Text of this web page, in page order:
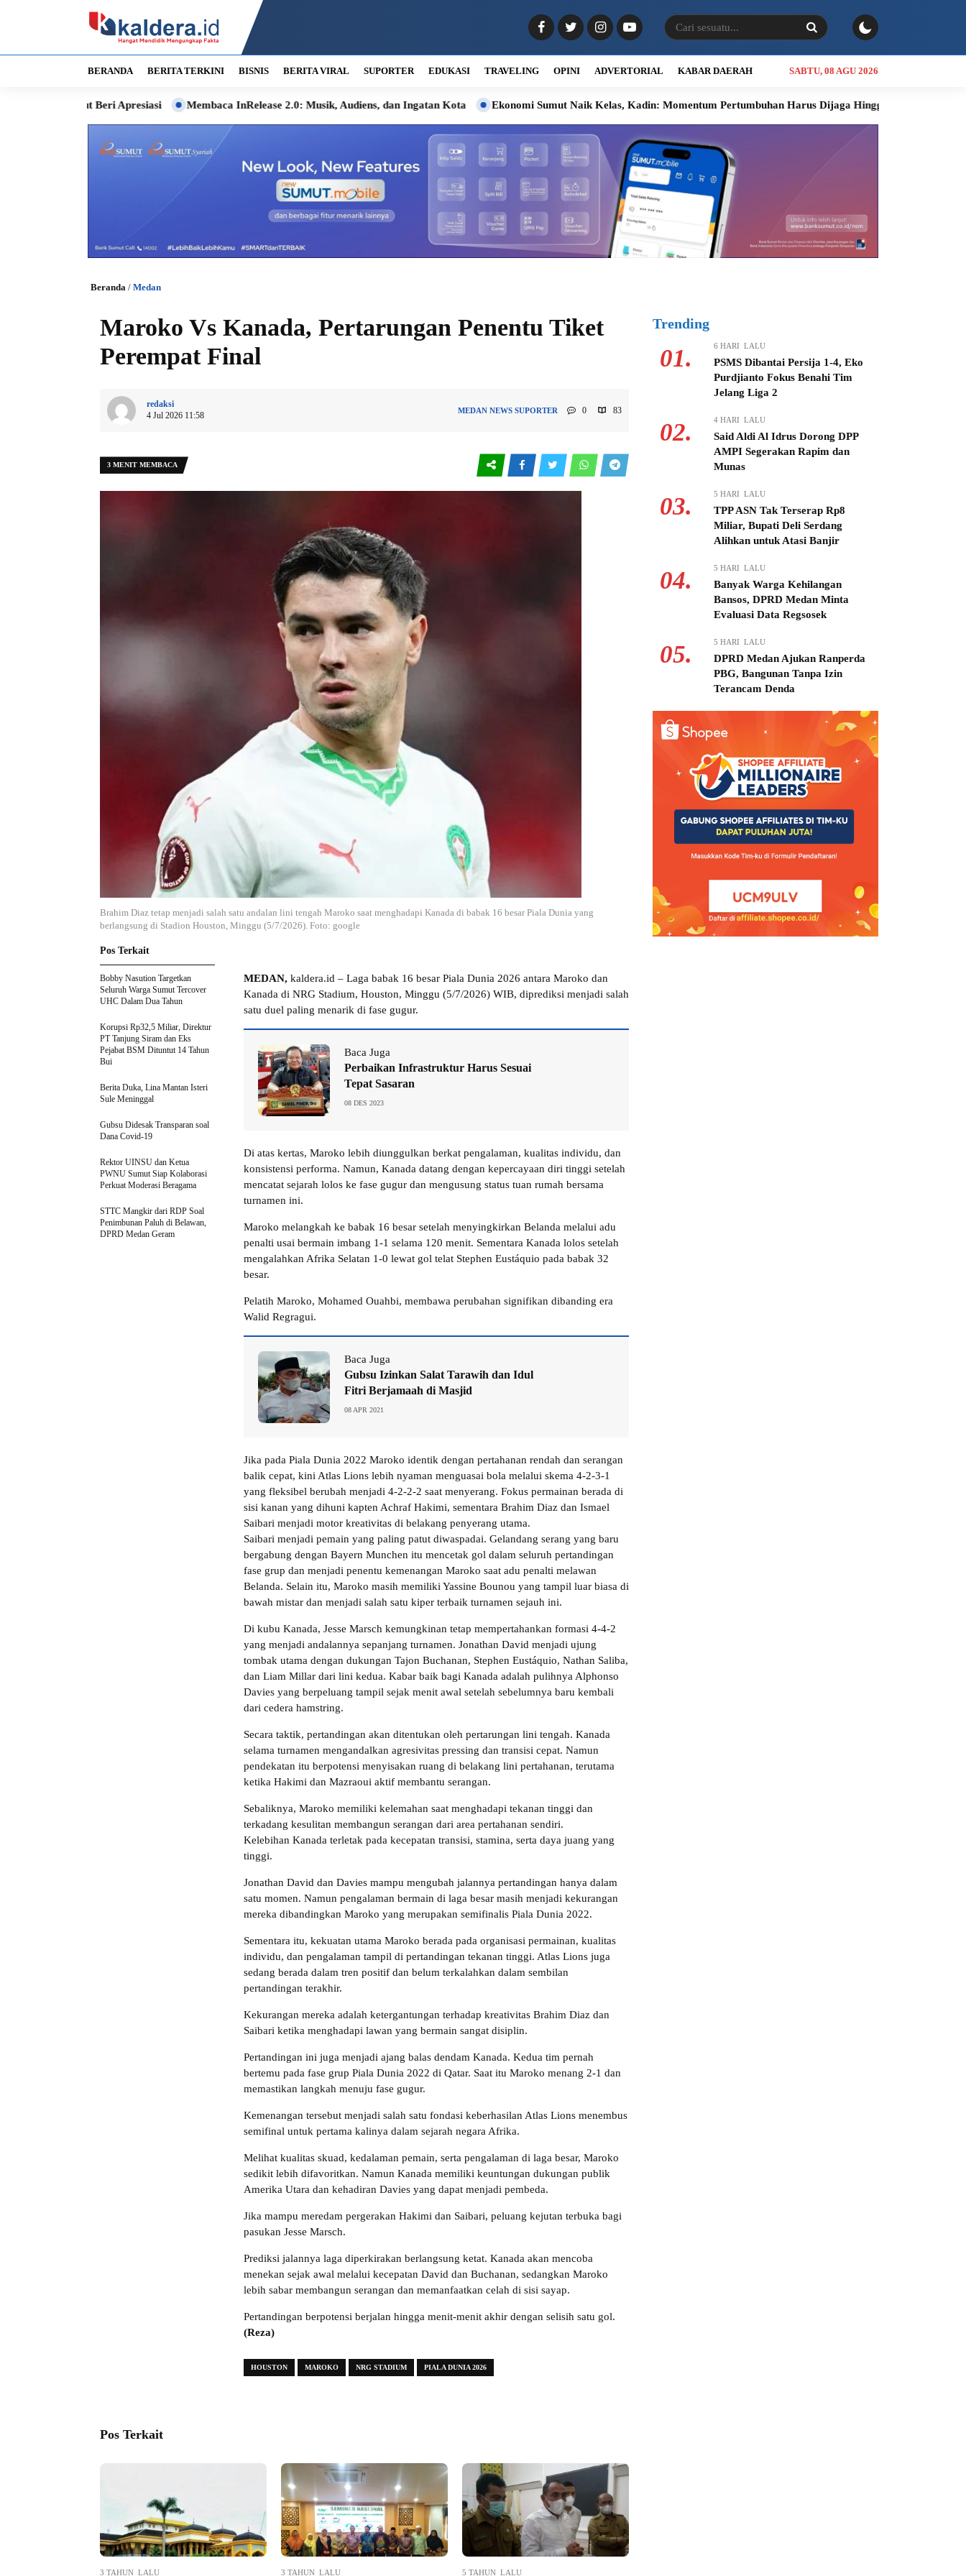
BERANDA BERITA TERKINI BISNIS BERITA VIRAL SUPORTER EDUKASI TRAVELING OPINI ADVERTORIAL KABAR DAERAH SABTU, 08 AGU 2026
Beri Apresiasi Membaca InRelease 2.0: Musik, Audiens, dan Ingatan Kota Ekonomi Sumut Naik Kelas, Kadin: Momentum Pertumbuhan Harus Dijaga Hingga Akhir Tahun
Beranda / Medan
Maroko Vs Kanada, Pertarungan Penentu Tiket
Perempat Final
redaksi
4 Jul 2026 11:58
MEDAN NEWS SUPORTER 0 83
3 MENIT MEMBACA
Brahim Diaz tetap menjadi salah satu andalan lini tengah Maroko saat menghadapi Kanada di babak 16 besar Piala Dunia yang
berlangsung di Stadion Houston, Minggu (5/7/2026). Foto: google
MEDAN, kaldera.id – Laga babak 16 besar Piala Dunia 2026 antara Maroko dan
Kanada di NRG Stadium, Houston, Minggu (5/7/2026) WIB, diprediksi menjadi salah
satu duel paling menarik di fase gugur.
Baca Juga
Perbaikan Infrastruktur Harus Sesuai
Tepat Sasaran
08 DES 2023
Di atas kertas, Maroko lebih diunggulkan berkat pengalaman, kualitas individu, dan
konsistensi performa. Namun, Kanada datang dengan kepercayaan diri tinggi setelah
mencatat sejarah lolos ke fase gugur dan mengusung status tuan rumah bersama
turnamen ini.
Maroko melangkah ke babak 16 besar setelah menyingkirkan Belanda melalui adu
penalti usai bermain imbang 1-1 selama 120 menit. Sementara Kanada lolos setelah
mengalahkan Afrika Selatan 1-0 lewat gol telat Stephen Eustáquio pada babak 32
besar.
Pelatih Maroko, Mohamed Ouahbi, membawa perubahan signifikan dibanding era
Walid Regragui.
Baca Juga
Gubsu Izinkan Salat Tarawih dan Idul
Fitri Berjamaah di Masjid
08 APR 2021
Jika pada Piala Dunia 2022 Maroko identik dengan pertahanan rendah dan serangan
balik cepat, kini Atlas Lions lebih nyaman menguasai bola melalui skema 4-2-3-1
yang fleksibel berubah menjadi 4-2-2-2 saat menyerang. Fokus permainan berada di
sisi kanan yang dihuni kapten Achraf Hakimi, sementara Brahim Diaz dan Ismael
Saibari menjadi motor kreativitas di belakang penyerang utama.
Saibari menjadi pemain yang paling patut diwaspadai. Gelandang serang yang baru
bergabung dengan Bayern Munchen itu mencetak gol dalam seluruh pertandingan
fase grup dan menjadi penentu kemenangan Maroko saat adu penalti melawan
Belanda. Selain itu, Maroko masih memiliki Yassine Bounou yang tampil luar biasa di
bawah mistar dan menjadi salah satu kiper terbaik turnamen sejauh ini.
Di kubu Kanada, Jesse Marsch kemungkinan tetap mempertahankan formasi 4-4-2
yang menjadi andalannya sepanjang turnamen. Jonathan David menjadi ujung
tombak utama dengan dukungan Tajon Buchanan, Stephen Eustáquio, Nathan Saliba,
dan Liam Millar dari lini kedua. Kabar baik bagi Kanada adalah pulihnya Alphonso
Davies yang berpeluang tampil sejak menit awal setelah sebelumnya baru kembali
dari cedera hamstring.
Secara taktik, pertandingan akan ditentukan oleh pertarungan lini tengah. Kanada
selama turnamen mengandalkan agresivitas pressing dan transisi cepat. Namun
pendekatan itu berpotensi menyisakan ruang di belakang lini pertahanan, terutama
ketika Hakimi dan Mazraoui aktif membantu serangan.
Sebaliknya, Maroko memiliki kelemahan saat menghadapi tekanan tinggi dan
terkadang kesulitan membangun serangan dari area pertahanan sendiri.
Kelebihan Kanada terletak pada kecepatan transisi, stamina, serta daya juang yang
tinggi.
Jonathan David dan Davies mampu mengubah jalannya pertandingan hanya dalam
satu momen. Namun pengalaman bermain di laga besar masih menjadi kekurangan
mereka dibandingkan Maroko yang merupakan semifinalis Piala Dunia 2022.
Sementara itu, kekuatan utama Maroko berada pada organisasi permainan, kualitas
individu, dan pengalaman tampil di pertandingan tekanan tinggi. Atlas Lions juga
sedang berada dalam tren positif dan belum terkalahkan dalam sembilan
pertandingan terakhir.
Kekurangan mereka adalah ketergantungan terhadap kreativitas Brahim Diaz dan
Saibari ketika menghadapi lawan yang bermain sangat disiplin.
Pertandingan ini juga menjadi ajang balas dendam Kanada. Kedua tim pernah
bertemu pada fase grup Piala Dunia 2022 di Qatar. Saat itu Maroko menang 2-1 dan
memastikan langkah menuju fase gugur.
Kemenangan tersebut menjadi salah satu fondasi keberhasilan Atlas Lions menembus
semifinal untuk pertama kalinya dalam sejarah negara Afrika.
Melihat kualitas skuad, kedalaman pemain, serta pengalaman di laga besar, Maroko
sedikit lebih difavoritkan. Namun Kanada memiliki keuntungan dukungan publik
Amerika Utara dan kehadiran Davies yang dapat menjadi pembeda.
Jika mampu meredam pergerakan Hakimi dan Saibari, peluang kejutan terbuka bagi
pasukan Jesse Marsch.
Prediksi jalannya laga diperkirakan berlangsung ketat. Kanada akan mencoba
menekan sejak awal melalui kecepatan David dan Buchanan, sedangkan Maroko
lebih sabar membangun serangan dan memanfaatkan celah di sisi sayap.
Pertandingan berpotensi berjalan hingga menit-menit akhir dengan selisih satu gol.
(Reza)
HOUSTON MAROKO NRG STADIUM PIALA DUNIA 2026
Pos Terkait
Bobby Nasution Targetkan
Seluruh Warga Sumut Tercover
UHC Dalam Dua Tahun
Korupsi Rp32,5 Miliar, Direktur
PT Tanjung Siram dan Eks
Pejabat BSM Dituntut 14 Tahun
Bui
Berita Duka, Lina Mantan Isteri
Sule Meninggal
Gubsu Didesak Transparan soal
Dana Covid-19
Rektor UINSU dan Ketua
PWNU Sumut Siap Kolaborasi
Perkuat Moderasi Beragama
STTC Mangkir dari RDP Soal
Penimbunan Paluh di Belawan,
DPRD Medan Geram
Pos Terkait
3 TAHUN LALU 3 TAHUN LALU 5 TAHUN LALU
Trending
01. 6 HARI LALU
PSMS Dibantai Persija 1-4, Eko
Purdjianto Fokus Benahi Tim
Jelang Liga 2
02. 4 HARI LALU
Said Aldi Al Idrus Dorong DPP
AMPI Segerakan Rapim dan
Munas
03. 5 HARI LALU
TPP ASN Tak Terserap Rp8
Miliar, Bupati Deli Serdang
Alihkan untuk Atasi Banjir
04. 5 HARI LALU
Banyak Warga Kehilangan
Bansos, DPRD Medan Minta
Evaluasi Data Regsosek
05. 5 HARI LALU
DPRD Medan Ajukan Ranperda
PBG, Bangunan Tanpa Izin
Terancam Denda